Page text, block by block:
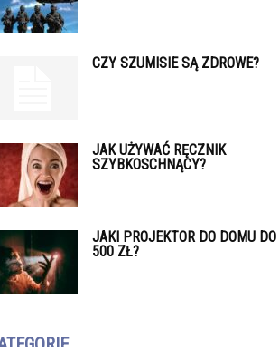
CZY SZUMISIE SĄ ZDROWE?
JAK UŻYWAĆ RĘCZNIK
SZYBKOSCHNĄCY?
JAKI PROJEKTOR DO DOMU DO
500 ZŁ?